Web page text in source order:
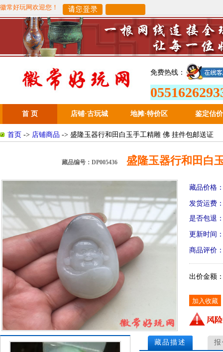
徽常好玩网欢迎您！
免费热线：
首 页 店铺·古玩城 地摊·特价区 鉴定估价
首页 -> 店铺商品 -> 盛隆玉器行和田白玉手工精雕 佛 挂件包邮送证
藏品编号：DP005436 盛隆玉器行和田白
藏品价格
发货运费
是否包退
更新时间
商品评价
出价金额
藏品描述